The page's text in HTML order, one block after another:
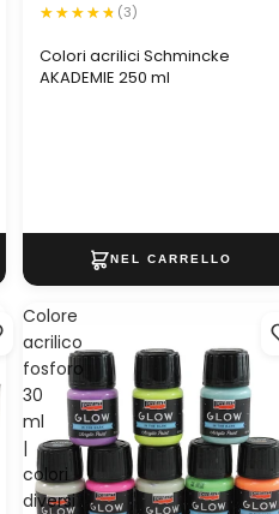
Colori acrilici Schmincke
AKADEMIE 250 ml
(3)
Colore
acrilico
fosforo
30
ml
|
colori
diversi